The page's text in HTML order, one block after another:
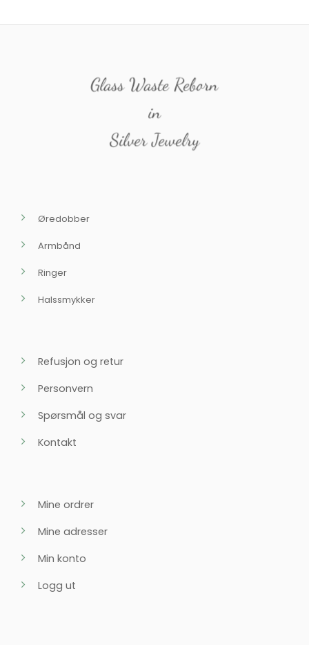
Glass Waste Reborn
in
Silver Jewelry
Øredobber
Armbånd
Ringer
Halssmykker
Refusjon og retur
Personvern
Spørsmål og svar
Kontakt
Mine ordrer
Mine adresser
Min konto
Logg ut